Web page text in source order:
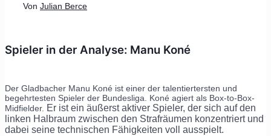
Von Julian Berce
Spieler in der Analyse: Manu Koné
Der Gladbacher Manu Koné ist einer der talentiertersten und
begehrtesten Spieler der Bundesliga. Koné agiert als Box-to-Box-
Midfielder. Er ist ein äußerst aktiver Spieler, der sich auf den
linken Halbraum zwischen den Strafräumen konzentriert und
dabei seine technischen Fähigkeiten voll ausspielt.